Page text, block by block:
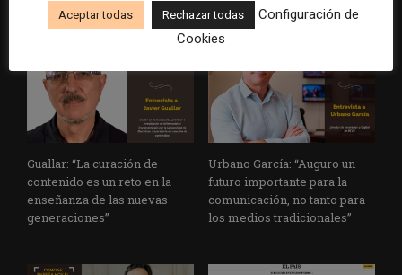
Guallar: “La curación de
contenido es un reto en la
enseñanza de las nuevas
generaciones”
Urbano García: “Auguro un
futuro importante para la
comunicación, no tanto para
los medios tradicionales”
Aceptar todas Rechazar todas
Configuración de
Cookies